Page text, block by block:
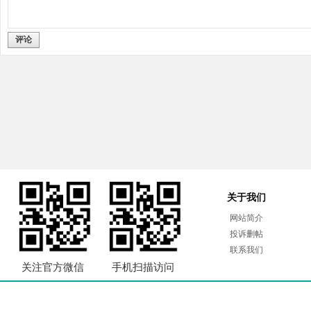
评论
关注官方微信 手机扫描访问
关于我们
网站简介
投诉删帖
联系我们